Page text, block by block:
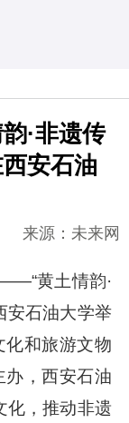
·非遗传
安石油
来源：未来网
黄土情韵·
安石油大学举
化和旅游文物
办，西安石油
化，推动非遗